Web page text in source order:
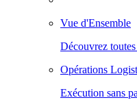
Vue d'Ensemble
Découvrez
Opérations
Exécution sans